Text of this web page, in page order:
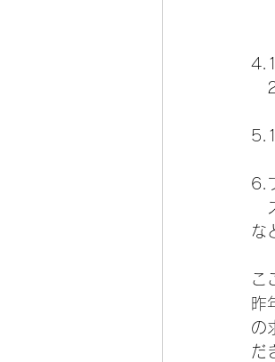
6.
な
こ
昨
の
だ